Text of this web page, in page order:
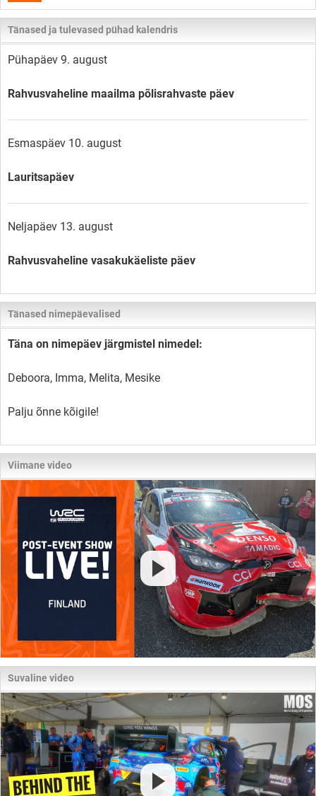
Tänased ja tulevased pühad kalendris
Pühapäev 9. august
Rahvusvaheline maailma põlisrahvaste päev
Esmaspäev 10. august
Lauritsapäev
Neljapäev 13. august
Rahvusvaheline vasakukäeliste päev
Tänased nimepäevalised
Täna on nimepäev järgmistel nimedel:
Deboora, Imma, Melita, Mesike
Palju õnne kõigile!
Viimane video
Suvaline video